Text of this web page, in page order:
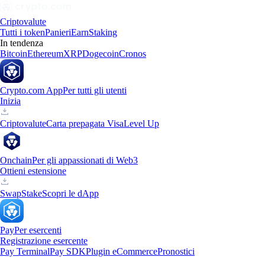
Criptovalute
Tutti i tokenPanieriEarnStaking
In tendenza
BitcoinEthereumXRPDogecoinCronos
Crypto.com AppPer tutti gli utenti
Inizia
CriptovaluteCarta prepagata VisaLevel Up
OnchainPer gli appassionati di Web3
Ottieni estensione
SwapStakeScopri le dApp
PayPer esercenti
Registrazione esercente
Pay TerminalPay SDKPlugin eCommercePronostici